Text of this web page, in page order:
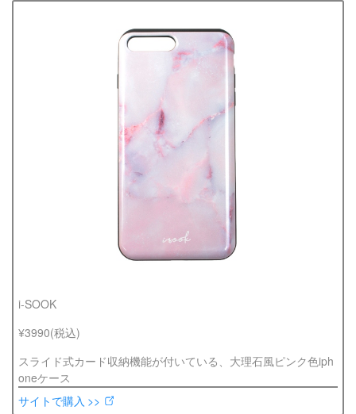
i-SOOK
¥3990(税込)
スライド式カード収納機能が付いている、大理石風ピンク色iph
oneケース
サイトで購入 >>